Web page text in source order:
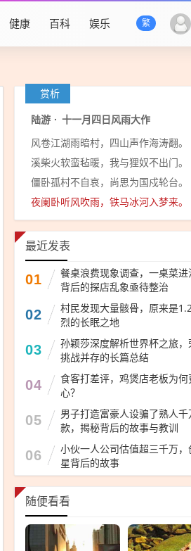
繁
健康 百科 娱乐
赏析
陆游 · 十一月四日风雨大作
风卷江湖雨暗村，四山声作海涛翻。
溪柴火软蛮毡暖，我与狸奴不出门。
僵卧孤村不自哀，尚思为国戍轮台。
夜阑卧听风吹雨，铁马冰河入梦来。
最近发表
01
餐桌浪费现象调查，一桌菜进
背后的探店乱象亟待整治
02
村民发现大量骸骨，原来是
烈的长眠之地
03
孙颖莎深度解析世界杯之旅，
挑战并存的长篇总结
04
食客打差评，鸡煲店老板为何
心？
05
男子打造富豪人设骗了熟人千
款，揭秘背后的故事与教训
06
小伙一人公司估值超三千万，
星背后的故事
随便看看